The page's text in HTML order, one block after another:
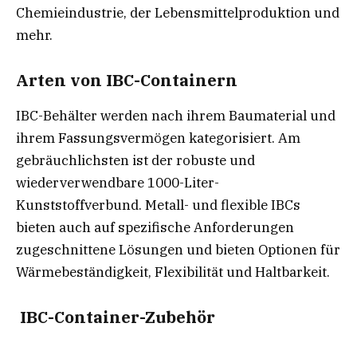
Chemieindustrie, der Lebensmittelproduktion und
mehr.
Arten von IBC-Containern
IBC-Behälter werden nach ihrem Baumaterial und
ihrem Fassungsvermögen kategorisiert. Am
gebräuchlichsten ist der robuste und
wiederverwendbare 1000-Liter-
Kunststoffverbund. Metall- und flexible IBCs
bieten auch auf spezifische Anforderungen
zugeschnittene Lösungen und bieten Optionen für
Wärmebeständigkeit, Flexibilität und Haltbarkeit.
IBC-Container-Zubehör